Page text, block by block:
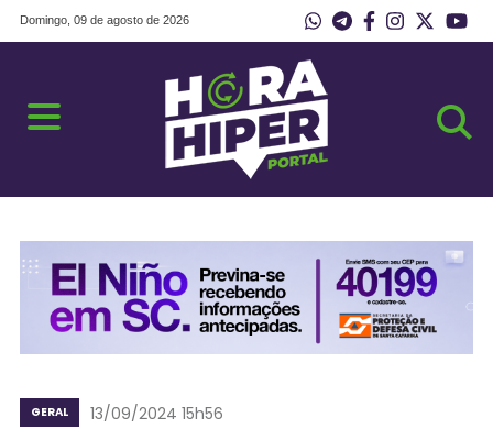
Domingo, 09 de agosto de 2026
GERAL 13/09/2024 15h56